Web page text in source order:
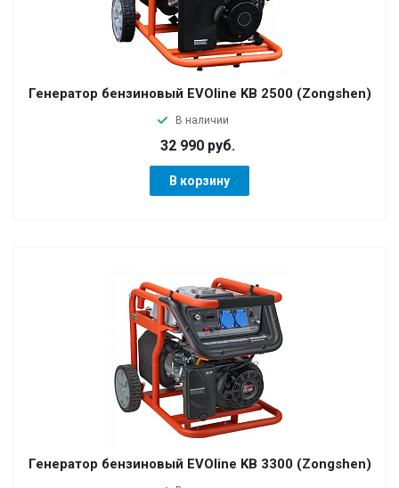
Генератор бензиновый EVOline KB 2500 (Zongshen)
В наличии
32 990 руб.
В корзину
Генератор бензиновый EVOline KB 3300 (Zongshen)